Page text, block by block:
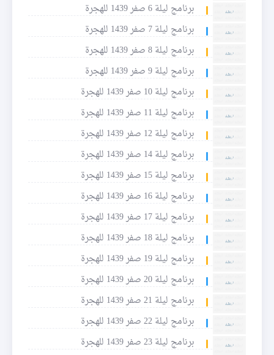
برنامج ليلة 6 صفر 1439 للهجرة
برنامج ليلة 7 صفر 1439 للهجرة
برنامج ليلة 8 صفر 1439 للهجرة
برنامج ليلة 9 صفر 1439 للهجرة
برنامج ليلة 10 صفر 1439 للهجرة
برنامج ليلة 11 صفر 1439 للهجرة
برنامج ليلة 12 صفر 1439 للهجرة
برنامج ليلة 14 صفر 1439 للهجرة
برنامج ليلة 15 صفر 1439 للهجرة
برنامج ليلة 16 صفر 1439 للهجرة
برنامج ليلة 17 صفر 1439 للهجرة
برنامج ليلة 18 صفر 1439 للهجرة
برنامج ليلة 19 صفر 1439 للهجرة
برنامج ليلة 20 صفر 1439 للهجرة
برنامج ليلة 21 صفر 1439 للهجرة
برنامج ليلة 22 صفر 1439 للهجرة
برنامج ليلة 23 صفر 1439 للهجرة